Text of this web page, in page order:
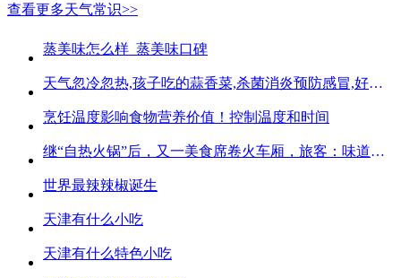
查看更多天气常识>>
蒸美味怎么样_蒸美味口碑
天气忽冷忽热,孩子吃的蒜香菜,杀菌消炎预防感冒,好吃不贵
烹饪温度影响食物营养价值！控制温度和时间
继“自热火锅”后，又一美食席卷火车厢，旅客：味道好吃又方便
世界最辣辣椒诞生
天津有什么小吃
天津有什么特色小吃